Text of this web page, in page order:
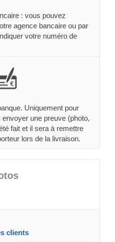
: vous pouvez
agence bancaire ou par
votre numéro de
Uniquement pour
une preuve (photo,
fait et il sera à remettre
lors de la livraison.
clients